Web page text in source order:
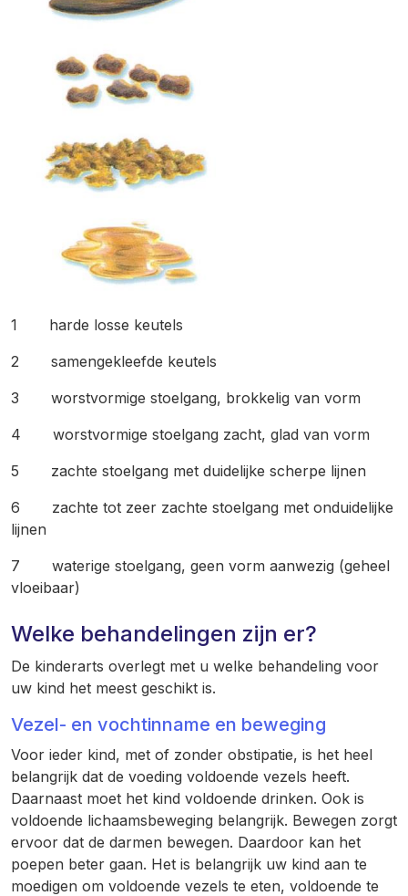
1 harde losse keutels
2 samengekleefde keutels
3 worstvormige stoelgang, brokkelig van vorm
4 worstvormige stoelgang zacht, glad van vorm
5 zachte stoelgang met duidelijke scherpe lijnen
6 zachte tot zeer zachte stoelgang met onduidelijke
lijnen
7 waterige stoelgang, geen vorm aanwezig (geheel
vloeibaar)
Welke behandelingen zijn er?
De kinderarts overlegt met u welke behandeling voor
uw kind het meest geschikt is.
Vezel- en vochtinname en beweging
Voor ieder kind, met of zonder obstipatie, is het heel
belangrijk dat de voeding voldoende vezels heeft.
Daarnaast moet het kind voldoende drinken. Ook is
voldoende lichaamsbeweging belangrijk. Bewegen zorgt
ervoor dat de darmen bewegen. Daardoor kan het
poepen beter gaan. Het is belangrijk uw kind aan te
moedigen om voldoende vezels te eten, voldoende te